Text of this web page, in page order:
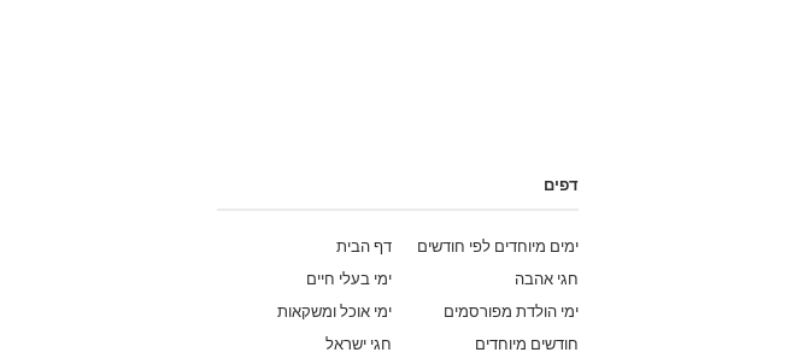
דפים
דף הבית
ימים מיוחדים לפי חודשים
ימי בעלי חיים
חגי אהבה
ימי אוכל ומשקאות
ימי הולדת מפורסמים
חגי ישראל
חודשים מיוחדים